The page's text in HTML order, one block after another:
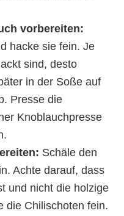
vorbereiten:
hacke sie fein. Je
sind, desto
in der Soße auf
Presse die
Knoblauchpresse
Schäle den
Achte darauf, dass
und nicht die holzige
die Chilischoten fein.